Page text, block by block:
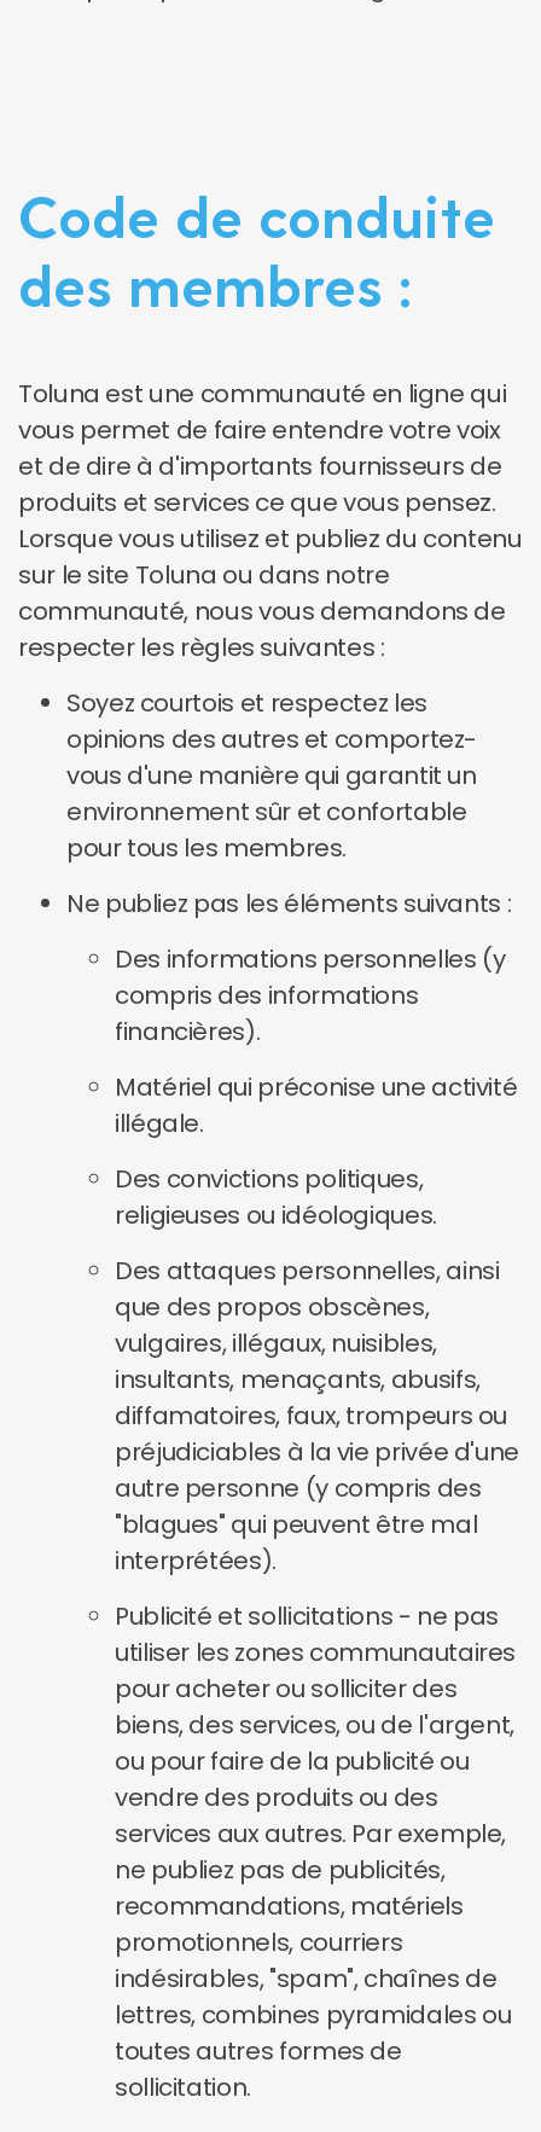
Code de conduite
des membres :
Toluna est une communauté en ligne qui
vous permet de faire entendre votre voix
et de dire à d'importants fournisseurs de
produits et services ce que vous pensez.
Lorsque vous utilisez et publiez du contenu
sur le site Toluna ou dans notre
communauté, nous vous demandons de
respecter les règles suivantes :
Soyez courtois et respectez les
opinions des autres et comportez-
vous d'une manière qui garantit un
environnement sûr et confortable
pour tous les membres.
Ne publiez pas les éléments suivants :
Des informations personnelles (y
compris des informations
financières).
Matériel qui préconise une activité
illégale.
Des convictions politiques,
religieuses ou idéologiques.
Des attaques personnelles, ainsi
que des propos obscènes,
vulgaires, illégaux, nuisibles,
insultants, menaçants, abusifs,
diffamatoires, faux, trompeurs ou
préjudiciables à la vie privée d'une
autre personne (y compris des
"blagues" qui peuvent être mal
interprétées).
Publicité et sollicitations - ne pas
utiliser les zones communautaires
pour acheter ou solliciter des
biens, des services, ou de l'argent,
ou pour faire de la publicité ou
vendre des produits ou des
services aux autres. Par exemple,
ne publiez pas de publicités,
recommandations, matériels
promotionnels, courriers
indésirables, "spam", chaînes de
lettres, combines pyramidales ou
toutes autres formes de
sollicitation.